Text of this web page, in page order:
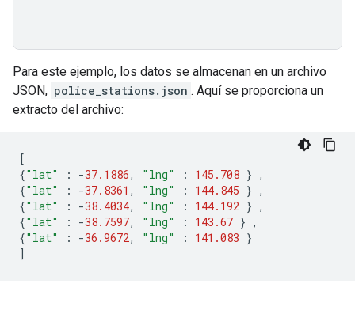
Para este ejemplo, los datos se almacenan en un archivo
JSON, police_stations.json . Aquí se proporciona un
extracto del archivo:
[
{"lat" : -37.1886, "lng" : 145.708 } ,
{"lat" : -37.8361 , "lng" : 144.845 } ,
{"lat" : -38.4034, "lng" : 144.192 } ,
{"lat" : -38.7597, "lng" : 143.67 } ,
{"lat" : -36.9672, "lng" : 141.083 }
]